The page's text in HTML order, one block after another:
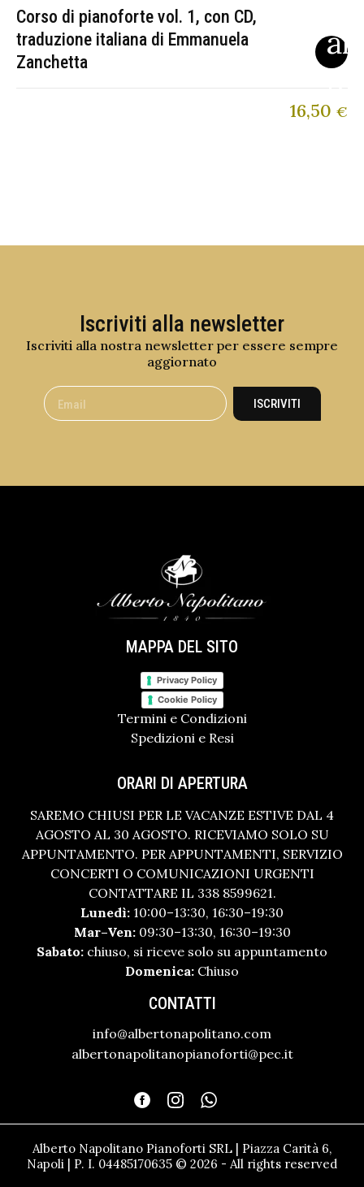
Corso di pianoforte vol. 1, con CD,
traduzione italiana di Emmanuela
Zanchetta
16,50 €
Iscriviti alla newsletter
Iscriviti alla nostra newsletter per essere sempre
aggiornato
ISCRIVITI
MAPPA DEL SITO
Privacy Policy
Cookie Policy
Termini e Condizioni
Spedizioni e Resi
ORARI DI APERTURA
SAREMO CHIUSI PER LE VACANZE ESTIVE DAL 4
AGOSTO AL 30 AGOSTO. RICEVIAMO SOLO SU
APPUNTAMENTO. PER APPUNTAMENTI, SERVIZIO
CONCERTI O COMUNICAZIONI URGENTI
CONTATTARE IL 338 8599621.
Lunedì: 10:00–13:30, 16:30–19:30
Mar–Ven:09:30–13:30, 16:30–19:30
Sabato: chiuso, si riceve solo su appuntamento
Domenica: Chiuso
CONTATTI
info@albertonapolitano.com
albertonapolitanopianoforti@pec.it
Alberto Napolitano Pianoforti SRL | Piazza Carità 6,
Napoli | P. I. 04485170635 © 2026 - All rights reserved